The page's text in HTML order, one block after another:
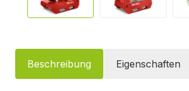
Beschreibung Eigenschaften